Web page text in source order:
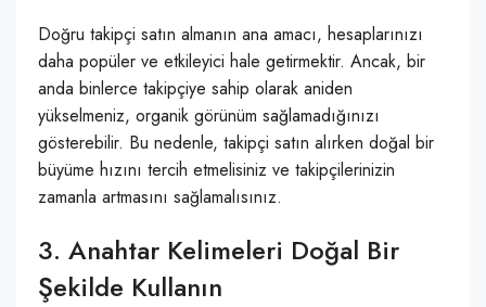
Doğru takipçi satın almanın ana amacı, hesaplarınızı
daha popüler ve etkileyici hale getirmektir. Ancak, bir
anda binlerce takipçiye sahip olarak aniden
yükselmeniz, organik görünüm sağlamadığınızı
gösterebilir. Bu nedenle, takipçi satın alırken doğal bir
büyüme hızını tercih etmelisiniz ve takipçilerinizin
zamanla artmasını sağlamalısınız.
3. Anahtar Kelimeleri Doğal Bir
Şekilde Kullanın